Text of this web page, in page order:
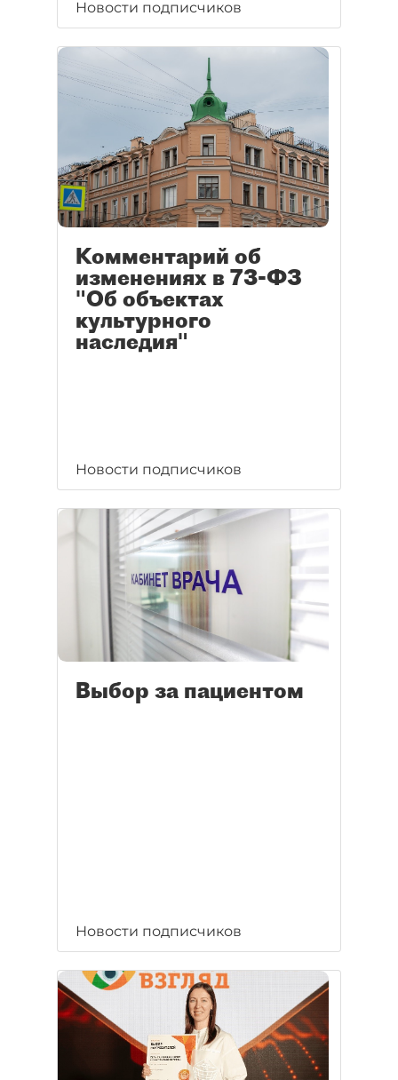
Новости подписчиков
Комментарий об
изменениях в 73-ФЗ
"Об объектах
культурного
наследия"
Новости подписчиков
Выбор за пациентом
Новости подписчиков